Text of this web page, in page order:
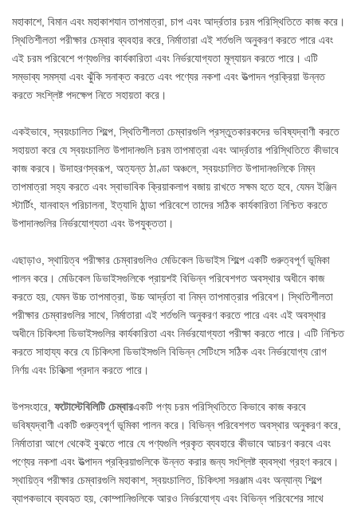
মহাকাশে, বিমান এবং মহাকাশযান তাপমাত্রা, চাপ এবং আর্দ্রতার চরম পরিস্থিতিতে কাজ করে।
স্থিতিশীলতা পরীক্ষার চেম্বার ব্যবহার করে, নির্মাতারা এই শর্তগুলি অনুকরণ করতে পারে এবং
এই চরম পরিবেশে পণ্যগুলির কার্যকারিতা এবং নির্ভরযোগ্যতা মূল্যায়ন করতে পারে। এটি
সম্ভাব্য সমস্যা এবং ঝুঁকি সনাক্ত করতে এবং পণ্যের নকশা এবং উত্পাদন প্রক্রিয়া উন্নত
করতে সংশ্লিষ্ট পদক্ষেপ নিতে সহায়তা করে।
একইভাবে, স্বয়ংচালিত শিল্পে, স্থিতিশীলতা চেম্বারগুলি প্রস্তুতকারকদের ভবিষ্যদ্বাণী করতে
সহায়তা করে যে স্বয়ংচালিত উপাদানগুলি চরম তাপমাত্রা এবং আর্দ্রতার পরিস্থিতিতে কীভাবে
কাজ করবে। উদাহরণস্বরূপ, অত্যন্ত ঠাণ্ডা অঞ্চলে, স্বয়ংচালিত উপাদানগুলিকে নিম্ন
তাপমাত্রা সহ্য করতে এবং স্বাভাবিক ক্রিয়াকলাপ বজায় রাখতে সক্ষম হতে হবে, যেমন ইঞ্জিন
স্টার্টিং, যানবাহন পরিচালনা, ইত্যাদি ঠান্ডা পরিবেশে তাদের সঠিক কার্যকারিতা নিশ্চিত করতে
উপাদানগুলির নির্ভরযোগ্যতা এবং উপযুক্ততা।
এছাড়াও, স্থায়িত্ব পরীক্ষার চেম্বারগুলিও মেডিকেল ডিভাইস শিল্পে একটি গুরুত্বপূর্ণ ভূমিকা
পালন করে। মেডিকেল ডিভাইসগুলিকে প্রায়শই বিভিন্ন পরিবেশগত অবস্থার অধীনে কাজ
করতে হয়, যেমন উচ্চ তাপমাত্রা, উচ্চ আর্দ্রতা বা নিম্ন তাপমাত্রার পরিবেশ। স্থিতিশীলতা
পরীক্ষার চেম্বারগুলির সাথে, নির্মাতারা এই শর্তগুলি অনুকরণ করতে পারে এবং এই অবস্থার
অধীনে চিকিৎসা ডিভাইসগুলির কার্যকারিতা এবং নির্ভরযোগ্যতা পরীক্ষা করতে পারে। এটি নিশ্চিত
করতে সাহায্য করে যে চিকিৎসা ডিভাইসগুলি বিভিন্ন সেটিংসে সঠিক এবং নির্ভরযোগ্য রোগ
নির্ণয় এবং চিকিত্সা প্রদান করতে পারে।
উপসংহারে, ফটোস্টেবিলিটি চেম্বারএকটি পণ্য চরম পরিস্থিতিতে কিভাবে কাজ করবে
ভবিষ্যদ্বাণী একটি গুরুত্বপূর্ণ ভূমিকা পালন করে। বিভিন্ন পরিবেশগত অবস্থার অনুকরণ করে,
নির্মাতারা আগে থেকেই বুঝতে পারে যে পণ্যগুলি প্রকৃত ব্যবহারে কীভাবে আচরণ করবে এবং
পণ্যের নকশা এবং উত্পাদন প্রক্রিয়াগুলিকে উন্নত করার জন্য সংশ্লিষ্ট ব্যবস্থা গ্রহণ করবে।
স্থায়িত্ব পরীক্ষার চেম্বারগুলি মহাকাশ, স্বয়ংচালিত, চিকিৎসা সরঞ্জাম এবং অন্যান্য শিল্পে
ব্যাপকভাবে ব্যবহৃত হয়, কোম্পানিগুলিকে আরও নির্ভরযোগ্য এবং বিভিন্ন পরিবেশের সাথে